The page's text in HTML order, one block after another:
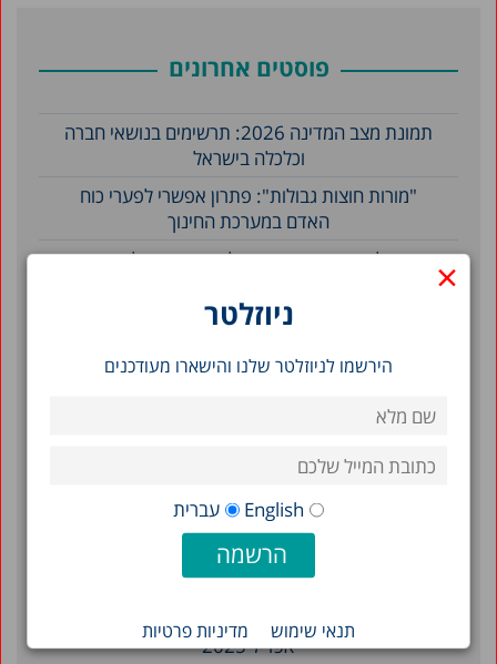
×
ניוזלטר
הירשמו לניוזלטר שלנו והישארו מעודכנים
English עברית
תנאי שימוש מדיניות פרטיות
פוסטים אחרונים
תמונת מצב המדינה 2026: תרשימים בנושאי חברה
וכלכלה בישראל
"מורות חוצות גבולות": פתרון אפשרי לפערי כוח
האדם במערכת החינוך
גיל זיהוי אוטיזם בישראל: פערים קהילתיים
סינון לפי תאריך
ינואר 2026
נובמבר 2025
אפריל 2025